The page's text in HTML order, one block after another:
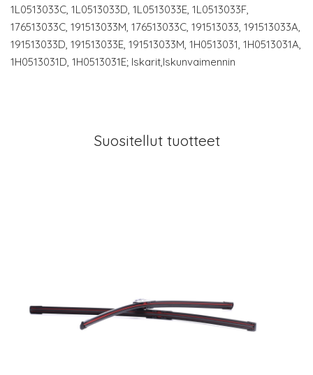
1L0513033C, 1L0513033D, 1L0513033E, 1L0513033F,
176513033C, 191513033M, 176513033C, 191513033, 191513033A,
191513033D, 191513033E, 191513033M, 1H0513031, 1H0513031A,
1H0513031D, 1H0513031E; Iskarit,Iskunvaimennin
Suositellut tuotteet